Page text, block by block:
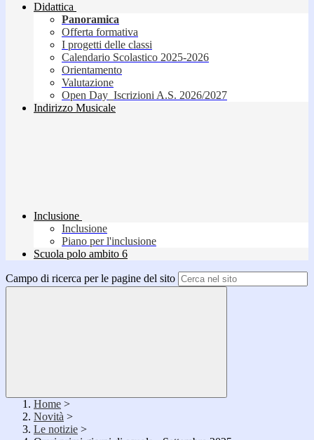
Didattica
Panoramica
Offerta formativa
I progetti delle classi
Calendario Scolastico 2025-2026
Orientamento
Valutazione
Open Day_Iscrizioni A.S. 2026/2027
Indirizzo Musicale
Inclusione
Inclusione
Piano per l'inclusione
Scuola polo ambito 6
Campo di ricerca per le pagine del sito
Home >
Novità >
Le notizie >